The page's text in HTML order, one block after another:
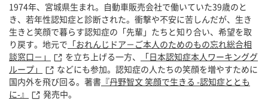
1974年、宮城県生まれ。自動車販売会社で働いていた39歳のと
き、若年性認知症と診断された。衝撃や不安に苦しんだが、生き
生きと笑顔で暮らす認知症の「先輩」たちと知り合い、希望を取
り戻す。地元で 「おれんじドア－ご本人のためのもの忘れ総合相
談窓口－」
を立ち上げる一方、
「日本認知症本人ワーキンググ
ループ」
などにも参加。認知症の人たちの笑顔を増やすために
国内外を飛び回る。著書 『丹野智文 笑顔で生きる -認知症ととも
に-』
発売中。